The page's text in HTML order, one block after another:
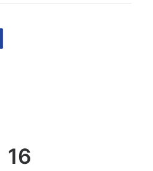
16